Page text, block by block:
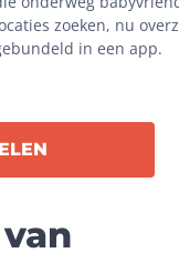
zoeken, nu
in een app.